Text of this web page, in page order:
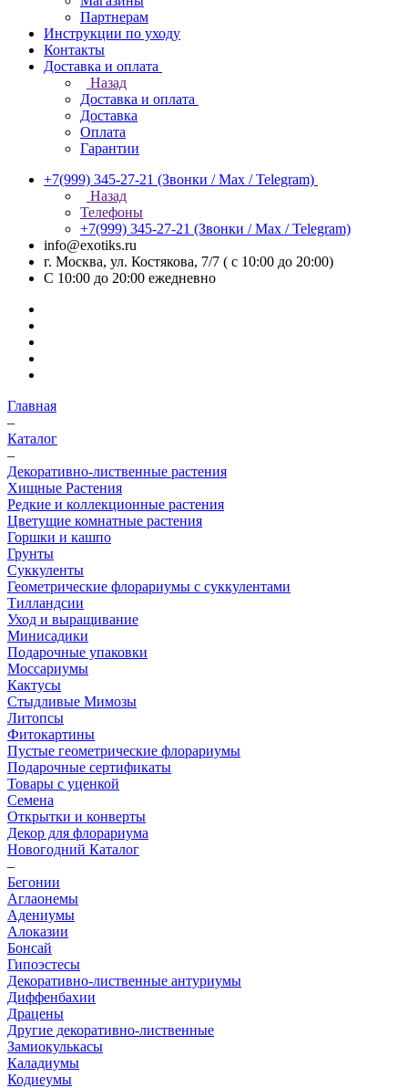
Партнерам
Инструкции по уходу
Контакты
Доставка и оплата
Назад
Доставка и оплата
Доставка
Оплата
Гарантии
+7(999) 345-27-21 (Звонки / Max / Telegram)
Назад
Телефоны
+7(999) 345-27-21 (Звонки / Max / Telegram)
info@exotiks.ru
г. Москва, ул. Костякова, 7/7 ( с 10:00 до 20:00)
С 10:00 до 20:00 ежедневно
Главная
–
Каталог
–
Декоративно-лиственные растения
Хищные Растения
Редкие и коллекционные растения
Цветущие комнатные растения
Горшки и кашпо
Грунты
Суккуленты
Геометрические флорариумы с суккулентами
Тилландсии
Уход и выращивание
Минисадики
Подарочные упаковки
Моссариумы
Кактусы
Стыдливые Мимозы
Литопсы
Фитокартины
Пустые геометрические флорариумы
Подарочные сертификаты
Товары с уценкой
Семена
Открытки и конверты
Декор для флорариума
Новогодний Каталог
–
Бегонии
Аглаонемы
Адениумы
Алоказии
Бонсай
Гипоэстесы
Декоративно-лиственные антуриумы
Диффенбахии
Драцены
Другие декоративно-лиственные
Замиокулькасы
Каладиумы
Кодиеумы